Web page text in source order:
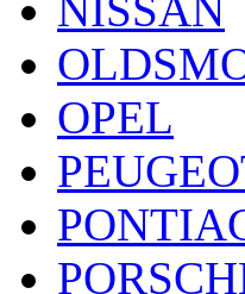
NISSAN
OPEL